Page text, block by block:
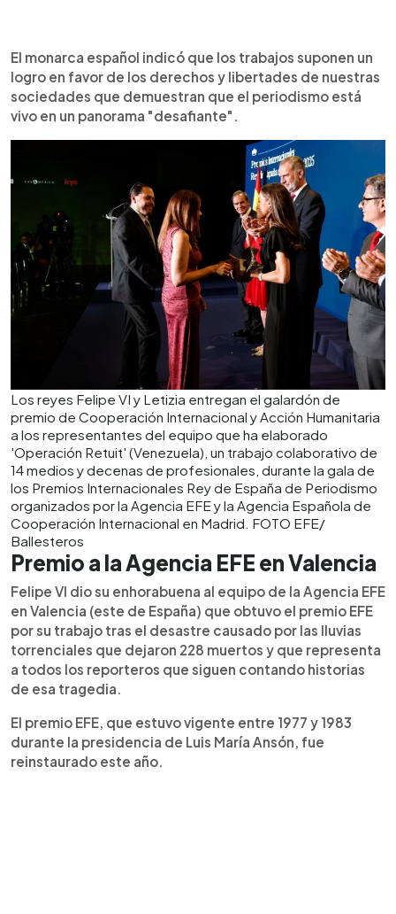
El monarca español indicó que los trabajos suponen un
logro en favor de los derechos y libertades de nuestras
sociedades que demuestran que el periodismo está
vivo en un panorama "desafiante".
Los reyes Felipe VI y Letizia entregan el galardón de
premio de Cooperación Internacional y Acción Humanitaria
a los representantes del equipo que ha elaborado
'Operación Retuit' (Venezuela), un trabajo colaborativo de
14 medios y decenas de profesionales, durante la gala de
los Premios Internacionales Rey de España de Periodismo
organizados por la Agencia EFE y la Agencia Española de
Cooperación Internacional en Madrid. FOTO EFE/
Ballesteros
Premio a la Agencia EFE en Valencia
Felipe VI dio su enhorabuena al equipo de la Agencia EFE
en Valencia (este de España) que obtuvo el premio EFE
por su trabajo tras el desastre causado por las lluvias
torrenciales que dejaron 228 muertos y que representa
a todos los reporteros que siguen contando historias
de esa tragedia.
El premio EFE, que estuvo vigente entre 1977 y 1983
durante la presidencia de Luis María Ansón, fue
reinstaurado este año.